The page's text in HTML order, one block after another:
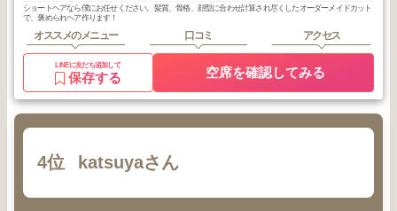
ショートヘアなら僕にお任せください。髪質、骨格、顔型に合わせ計算され尽くしたオーダーメイドカット
で、褒められヘア作ります！
オススメのメニュー 口コミ アクセス
LINEに友だち追加して
保存する 空席を確認してみる
4位 katsuyaさん